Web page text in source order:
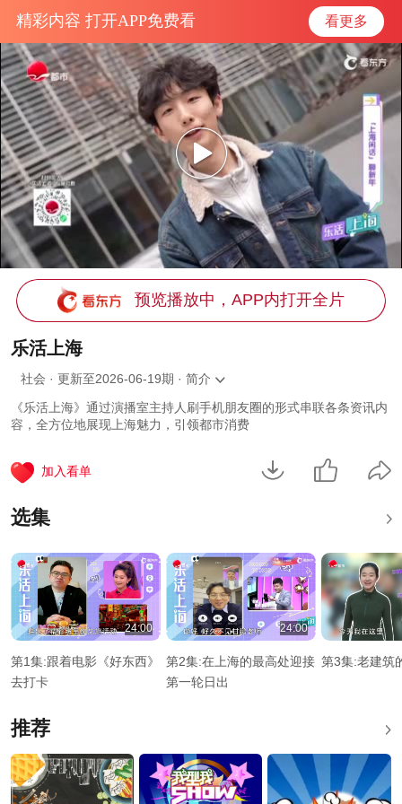
精彩内容 打开APP免费看 看更多
预览播放中，APP内打开全片
乐活上海
社会 · 更新至2026-06-19期 · 简介
《乐活上海》通过演播室主持人刷手机朋友圈的形式串联各条资讯内
容，全方位地展现上海魅力，引领都市消费
加入看单
选集
24:00
第1集:跟着电影《好东西》
去打卡
24:00
第2集:在上海的最高处迎接
第一轮日出
第3集:老建筑
推荐